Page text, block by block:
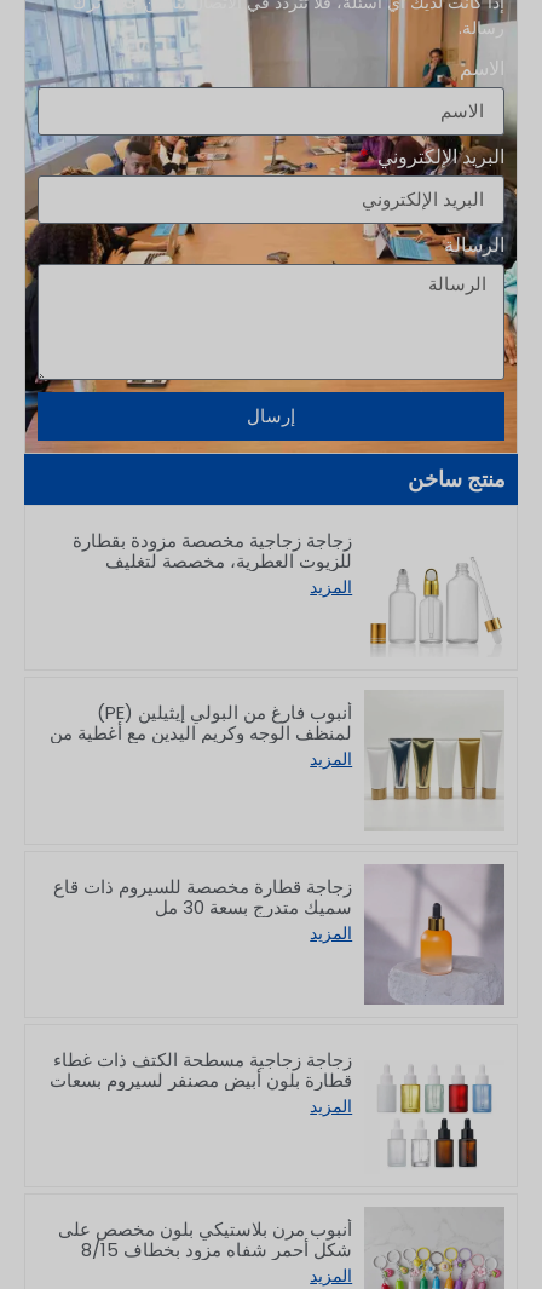
رسالة.
الاسم
البريد الإلكتروني
الرسالة
إرسال
منتج ساخن
زجاجة زجاجية مخصصة مزودة بقطارة
للزيوت العطرية، مخصصة لتغليف
منتجات العناية بالبشرة، سعة 5–100 مل
المزيد
أنبوب فارغ من البولي إيثيلين (PE)
لمنظف الوجه وكريم اليدين مع أغطية من
الخيزران، سعة 50/80/100/150 غرام
المزيد
زجاجة قطارة مخصصة للسيروم ذات قاع
سميك متدرج بسعة 30 مل
المزيد
زجاجة زجاجية مسطحة الكتف ذات غطاء
قطارة بلون أبيض مصنفر لسيروم بسعات
10/30/50/60/80/100 مل
المزيد
أنبوب مرن بلاستيكي بلون مخصص على
شكل أحمر شفاه مزود بخطاف 8/15
جرام
المزيد